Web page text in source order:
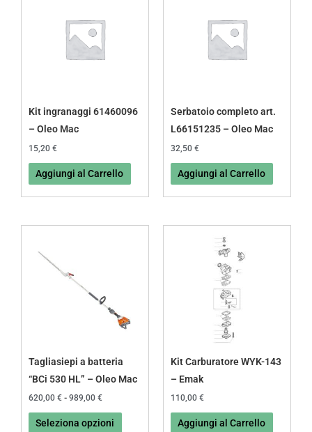
Kit ingranaggi 61460096
– Oleo Mac
15,20 €
Aggiungi al Carrello
Serbatoio completo art.
L66151235 – Oleo Mac
32,50 €
Aggiungi al Carrello
Tagliasiepi a batteria
“BCi 530 HL” – Oleo Mac
620,00 € - 989,00 €
989,00 €
Seleziona opzioni
Le
Kit Carburatore WYK-143
– Emak
110,00 €
Aggiungi al Carrello